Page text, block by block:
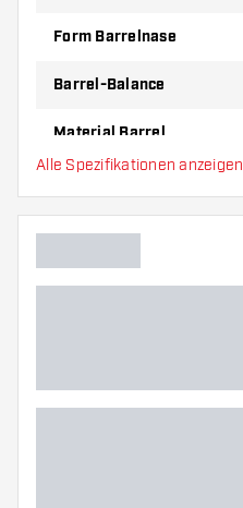
Form Barrelnase
Barrel-Balance
Material Barrel
Dartspieler
Alle Spezifikationen anzeigen